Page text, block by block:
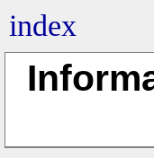
index